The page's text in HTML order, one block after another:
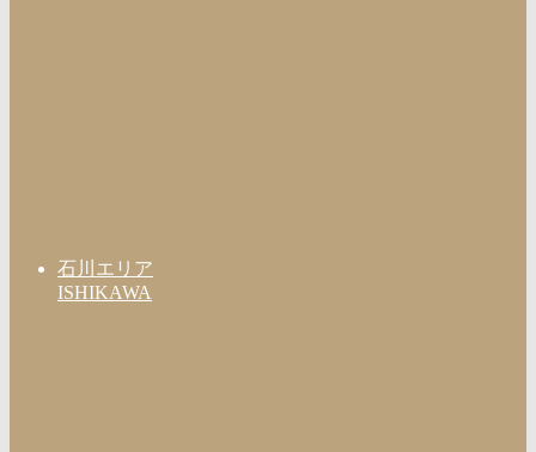
石川エリア
ISHIKAWA